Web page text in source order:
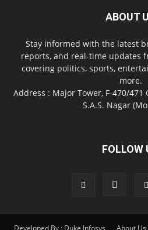
ABOUT
Stay informed with the latest
reports, and real-time updates
covering politics, sports,
more.
Address : Major Tower, F-470/471
S.A.S. Nagar
FOLLOW